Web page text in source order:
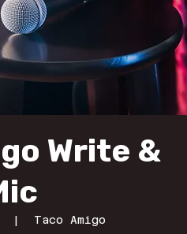
Write &
|
Taco Amigo